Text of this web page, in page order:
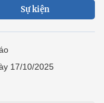
Sự kiện
17/10/2025